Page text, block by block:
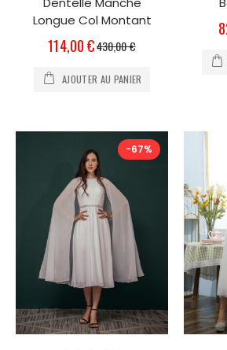
Longue Col Montant
Prix
Spécial
114,00 €430,00 €
AJOUTER AU PANIER
-67%